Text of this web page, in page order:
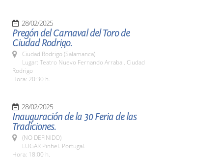
28/02/2025
Pregón del Carnaval del Toro de
Ciudad Rodrigo.
Ciudad Rodrigo (Salamanca)
Lugar: Teatro Nuevo Fernando Arrabal. Ciudad
Rodrigo
Hora: 20:30 h.
28/02/2025
Inauguración de la 30 Feria de las
Tradiciones.
(NO DEFINIDO)
LUGAR Pinhel. Portugal.
Hora: 18:00 h.